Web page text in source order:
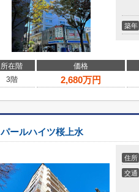
築年
所在階 価格
3階
2,680万円
パールハイツ桜上水
住所
交通